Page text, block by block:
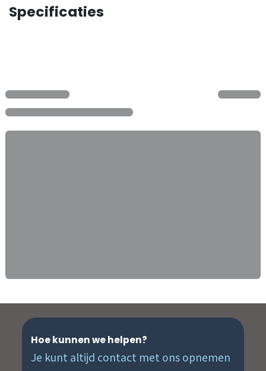
Specificaties
Hoe kunnen we helpen?
Je kunt altijd contact met ons opnemen